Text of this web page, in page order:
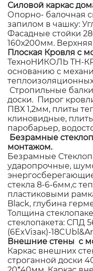
Силовой каркас
Опорно- балочная
запилом в чашку:
Фасадные стойки
160х200мм.
Плоская Кровля с
ТехноНИКОЛЬ ТН-
основанию с
Стропильные
доски. Пирог
ПВХ 1,2мм, плиты
клиновидные,
паробарьер,
Безрамные
монтажом.
Безрамные
ударопрочные,
стекла 8-6-6мм,с
пластиковыми
Black, глубина
Толщина
стеклопакета: СПД
(6ExViзак)-
Внешние стены с
Каркас внешних
строганной доски